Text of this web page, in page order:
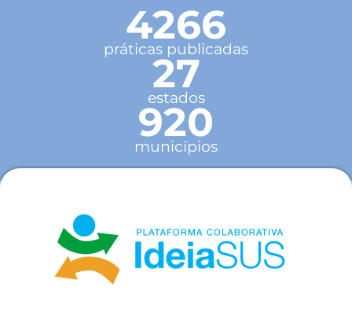
4266
práticas publicadas
27
estados
920
municípios